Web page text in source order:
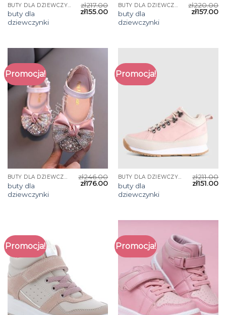
BUTY DLA DZIEWCZYNKI
buty dla
dziewczynki
zł217.00
zł155.00
BUTY DLA DZIEWCZYNKI
buty dla
dziewczynki
zł220.00
zł157.00
Promocja!
BUTY DLA DZIEWCZYNKI
buty dla
dziewczynki
zł246.00
zł176.00
Promocja!
BUTY DLA DZIEWCZYNKI
buty dla
dziewczynki
zł211.00
zł151.00
Promocja! Promocja!